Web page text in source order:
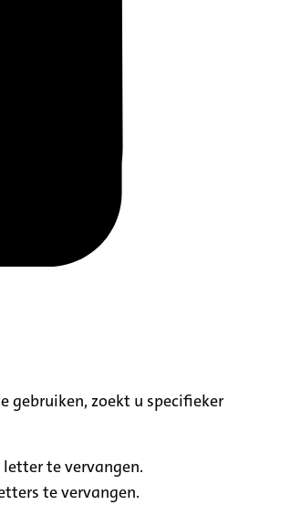
gebruiken, zoekt u specifieker
letter te vervangen.
te vervangen.